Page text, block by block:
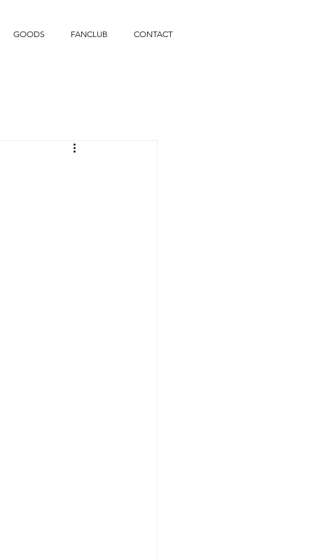
GOODS FANCLUB CONTACT